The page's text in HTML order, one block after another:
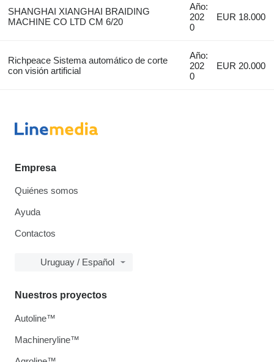
SHANGHAI XIANGHAI BRAIDING
MACHINE CO LTD CM 6/20
Año:
202
0
EUR 18.000
Richpeace Sistema automático de corte
con visión artificial
Año:
202
0
EUR 20.000
Empresa
Quiénes somos
Ayuda
Contactos
Uruguay / Español
Nuestros proyectos
Autoline™
Machineryline™